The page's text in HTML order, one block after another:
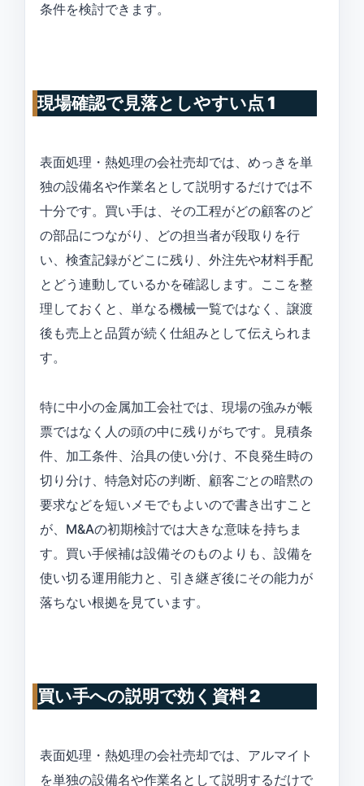
条件を検討できます。
現場確認で見落としやすい点 1
表面処理・熱処理の会社売却では、めっきを単
独の設備名や作業名として説明するだけでは不
十分です。買い手は、その工程がどの顧客のど
の部品につながり、どの担当者が段取りを行
い、検査記録がどこに残り、外注先や材料手配
とどう連動しているかを確認します。ここを整
理しておくと、単なる機械一覧ではなく、譲渡
後も売上と品質が続く仕組みとして伝えられま
す。
特に中小の金属加工会社では、現場の強みが帳
票ではなく人の頭の中に残りがちです。見積条
件、加工条件、治具の使い分け、不良発生時の
切り分け、特急対応の判断、顧客ごとの暗黙の
要求などを短いメモでもよいので書き出すこと
が、M&Aの初期検討では大きな意味を持ちま
す。買い手候補は設備そのものよりも、設備を
使い切る運用能力と、引き継ぎ後にその能力が
落ちない根拠を見ています。
買い手への説明で効く資料 2
表面処理・熱処理の会社売却では、アルマイト
を単独の設備名や作業名として説明するだけで